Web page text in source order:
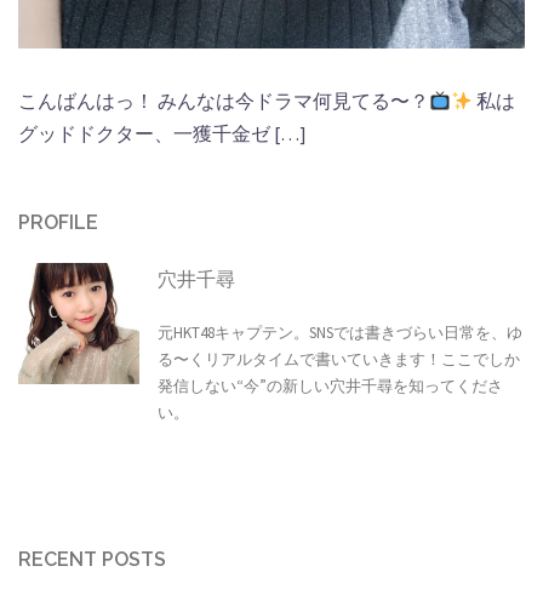
こんばんはっ！ みんなは今ドラマ何見てる〜？
私は
グッドドクター、一獲千金ゼ […]
PROFILE
穴井千尋
元HKT48キャプテン。SNSでは書きづらい日常を、ゆ
る〜くリアルタイムで書いていきます！ここでしか
発信しない“今”の新しい穴井千尋を知ってくださ
い。
RECENT POSTS